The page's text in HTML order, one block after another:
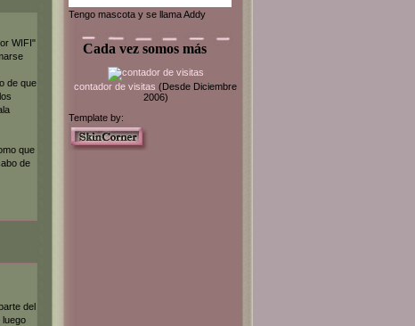
WIFI"
de que
que
de
del
luego
Tengo mascota y se llama Addy
Cada vez somos más
contador de visitas (Desde Diciembre
2006)
Template by: